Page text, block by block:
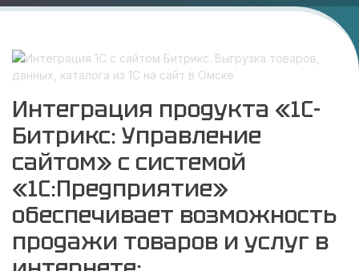
Интеграция продукта «1С-
Битрикс: Управление
сайтом» с системой
«1С:Предприятие»
обеспечивает возможность
продажи товаров и услуг в